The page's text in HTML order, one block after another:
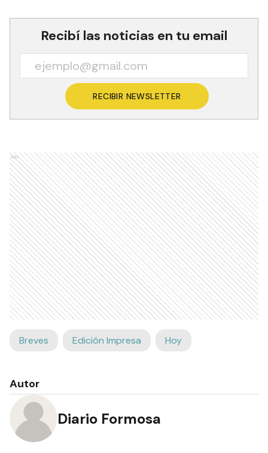
Recibí las noticias en tu email
RECIBIR NEWSLETTER
Ads
Breves Edición Impresa Hoy
Autor
Diario Formosa